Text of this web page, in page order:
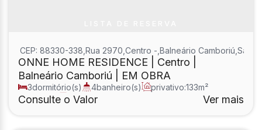
ONNE HOME RESIDENCE | Centro |
Balneário Camboriú | EM OBRA
Consulte o Valor
CEP: 88330-338 Rua 2970 Centro Balneário Camboriú Santa
3dormitório(s) 4banheiro(s) privativo:133m²
1sala(s) 3 suíte(s) Ver mais